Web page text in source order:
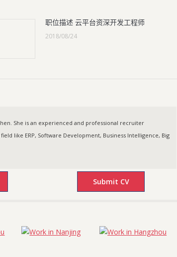
职位描述 云平台资深开发工程师
2018/08/24
She is an experienced and professional recruiter
like ERP, Software Development, Business Intelligence, Big